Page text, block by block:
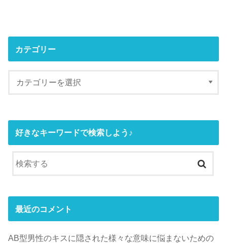
カテゴリー
好きなキーワードで検索しよう♪
最近のコメント
AB型男性のキスに隠された様々な意味に悩まないための